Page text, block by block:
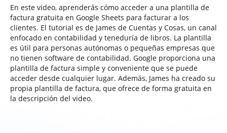
En este video, aprenderás cómo acceder a una plantilla de
factura gratuita en Google Sheets para facturar a los
clientes. El tutorial es de James de Cuentas y Cosas, un canal
enfocado en contabilidad y teneduría de libros. La plantilla
es útil para personas autónomas o pequeñas empresas que
no tienen software de contabilidad. Google proporciona una
plantilla de factura simple y conveniente que se puede
acceder desde cualquier lugar. Además, James ha creado su
propia plantilla de factura, que ofrece de forma gratuita en
la descripción del video.